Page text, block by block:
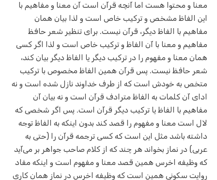
معنا و محتوا هست اما آنچه قرآن است آن معنا و مفاهیم با
این الفاظ مشخص و ترکیب خاص است و لذا بیان همان
مفاهیم با الفاظ دیگر، قرآن نیست. برای تنظیر شعر حافظ
مفاهیم و معنا با آن الفاظ و ترکیب خاص است و لذا اگر کسی
همان معنا و مفهوم را در ترکیب دیگر یا الفاظ دیگر بیان کند،
شعر حافظ نیست. پس قرآن همین الفاظ مخصوص با ترکیب
متخص به خودش است که از طرف خداوند نازل شده است و نه
ادای آن کلمات به الفاظ مترادف قرآن است و نه بیان آن
مفاهیم با الفاظ یا ترکیب دیگر قرآن است. پس اگر شخصی که
لال است معنا و مفهوم را قصد کند بدون اینکه به الفاظ توجه
داشته باشد مثل این است که کسی ترجمه قرآن را (حتی به
عربی) در نماز بخواند هر چند که از کلام صاحب جواهر بر می‌آید
که وظیفه اخرس همین قصد معنا و مفهوم است و اینکه مفاد
روایت سکونی همین است که وظیفه اخرس در نماز همان کاری